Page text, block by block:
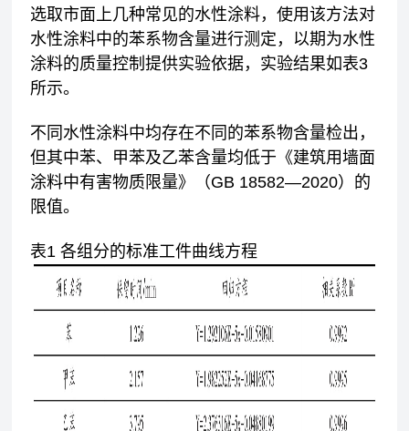
选取市面上几种常见的水性涂料，使用该方法对
水性涂料中的苯系物含量进行测定，以期为水性
涂料的质量控制提供实验依据，实验结果如表3
所示。
不同水性涂料中均存在不同的苯系物含量检出，
但其中苯、甲苯及乙苯含量均低于《建筑用墙面
涂料中有害物质限量》（GB 18582—2020）的
限值。
表1 各组分的标准工件曲线方程